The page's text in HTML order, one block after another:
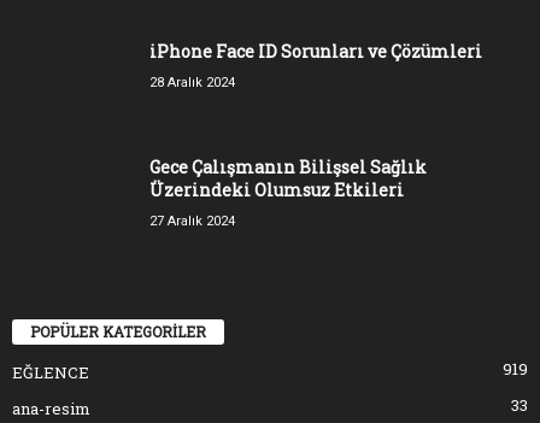
iPhone Face ID Sorunları ve Çözümleri
28 Aralık 2024
Gece Çalışmanın Bilişsel Sağlık
Üzerindeki Olumsuz Etkileri
27 Aralık 2024
POPÜLER KATEGORİLER
EĞLENCE
919
ana-resim
33